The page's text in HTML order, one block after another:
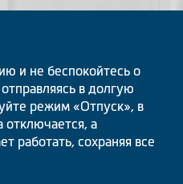
и не беспокойтесь о
в долгую
режим «Отпуск», в
отключается, а
работать, сохраняя все